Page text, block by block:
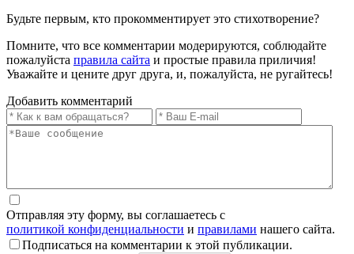
Будьте первым, кто прокомментирует это стихотворение?
Помните, что все комментарии модерируются, соблюдайте
пожалуйста правила сайта и простые правила приличия!
Уважайте и цените друг друга, и, пожалуйста, не ругайтесь!
Добавить комментарий
Отправляя эту форму, вы соглашаетесь с
политикой конфиденциальности и правилами нашего сайта.
Подписаться на комментарии к этой публикации.